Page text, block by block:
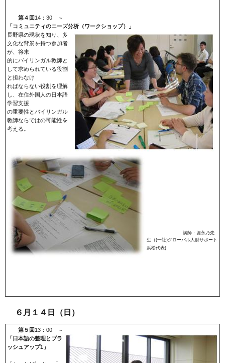
第４回 14：30 ～
「コミュニティのニーズ分析（ワークショップ）」
長野県の現状を知り、多
文化な背景を持つ参加者
が、将来
的にバイリンガル教師と
して求められている役割
と担わなけ
ればならない役割を理解
し、在住外国人の日本語
学習支援
の重要性とバイリンガル
教師ならではの可能性を
考える。
講師：堀永乃先
生（(一社)グローバル人財サポート
浜松代表)
６ 月１４日（日）
第５回 13：00 ～
「日本語の整理とブラ
ッシュアップ1」